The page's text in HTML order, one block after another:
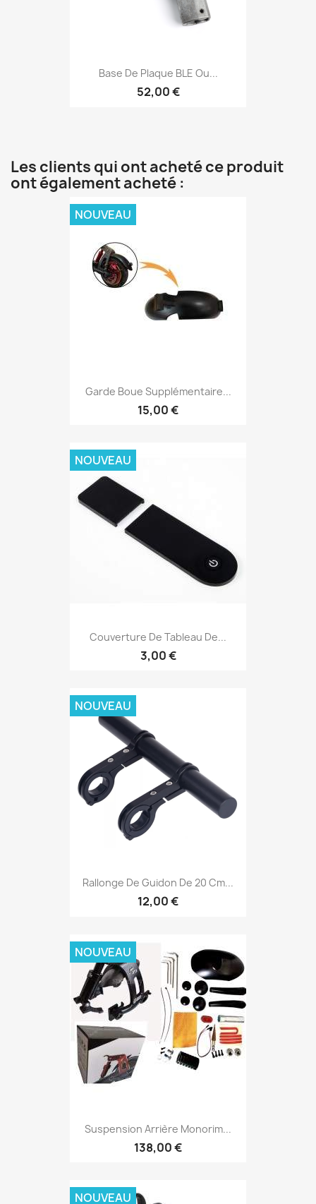
Base De Plaque BLE Ou...
52,00 €
Les clients qui ont acheté ce produit
ont également acheté :
Garde Boue Supplémentaire...
15,00 €
NOUVEAU
Couverture De Tableau De...
3,00 €
NOUVEAU
Rallonge De Guidon De 20 Cm...
12,00 €
NOUVEAU
Suspension Arrière Monorim...
138,00 €
NOUVEAU
NOUVEAU